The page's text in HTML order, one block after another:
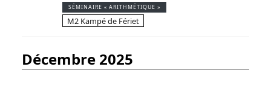
SÉMINAIRE « ARITHMÉTIQUE »
M2 Kampé de Fériet
décembre 2025